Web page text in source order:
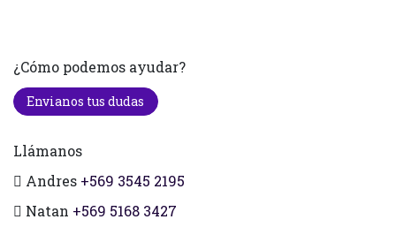
¿Cómo podemos ayudar?
Envianos tus dudas
Llámanos
Andres +569 3545 2195
Natan +569 5168 3427